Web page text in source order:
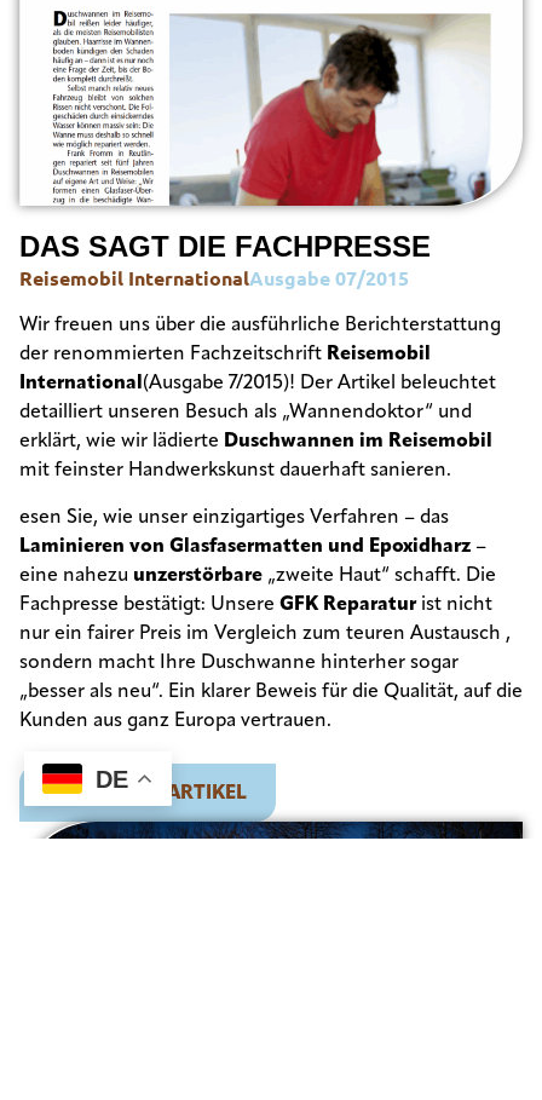
DAS SAGT DIE FACHPRESSE
Reisemobil InternationalAusgabe 07/2015
Wir freuen uns über die ausführliche Berichterstattung
der renommierten Fachzeitschrift Reisemobil
International (Ausgabe 7/2015)! Der Artikel beleuchtet
detailliert unseren Besuch als „Wannendoktor“ und
erklärt, wie wir lädierte Duschwannen im Reisemobil
mit feinster Handwerkskunst dauerhaft sanieren.
esen Sie, wie unser einzigartiges Verfahren – das
Laminieren von Glasfasermatten und Epoxidharz –
eine nahezu unzerstörbare „zweite Haut“ schafft. Die
Fachpresse bestätigt: Unsere GFK Reparaturist nicht
nur ein fairer Preis im Vergleich zum teuren Austausch ,
sondern macht Ihre Duschwanne hinterher sogar
„besser als neu“. Ein klarer Beweis für die Qualität, auf die
Kunden aus ganz Europa vertrauen.
ZUM PRESSEARTIKEL
DE